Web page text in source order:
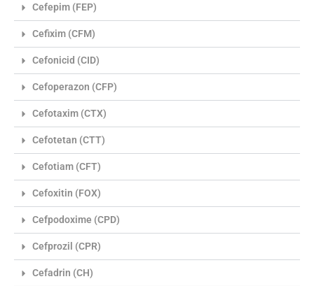
Cefepim (FEP)
Cefixim (CFM)
Cefonicid (CID)
Cefoperazon (CFP)
Cefotaxim (CTX)
Cefotetan (CTT)
Cefotiam (CFT)
Cefoxitin (FOX)
Cefpodoxime (CPD)
Cefprozil (CPR)
Cefadrin (CH)